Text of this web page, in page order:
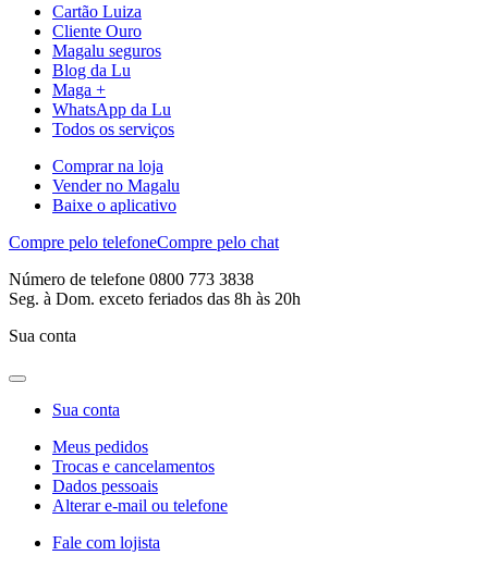
Cartão Luiza
Cliente Ouro
Magalu seguros
Blog da Lu
Maga +
WhatsApp da Lu
Todos os serviços
Comprar na loja
Vender no Magalu
Baixe o aplicativo
Compre pelo telefoneCompre pelo chat
Número de telefone 0800 773 3838
Seg. à Dom. exceto feriados das 8h às 20h
Sua conta
Sua conta
Meus pedidos
Trocas e cancelamentos
Dados pessoais
Alterar e-mail ou telefone
Fale com lojista